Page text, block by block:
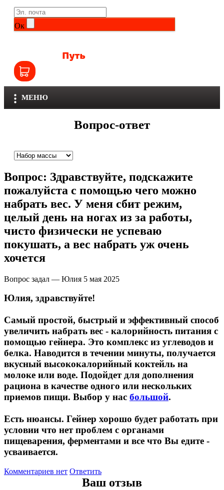
Ок
МЕНЮ
Общие комплексы
Витамины группы B
Витамины для детей
Железо
Кальций
Селен
Здоровье и красота
НАЗАД
Мужское здоровье
Бустеры тестостерона
ЗМА
Антиоксиданты
Борьба со стрессом
НАЗАД
Адаптогены и Ноотропы
Life Extension
NOW
Olimp
Optimum Nutrition
Scitec Nutrition
SNT
Sportinia
Trace Minerals
USN
Vitauct
WTF LABZ
Свой Путь
Вопрос-ответ
Вопрос: Здравствуйте, подскажите
пожалуйста с помощью чего можно
набрать вес. У меня сбит режим,
целый день на ногах из за работы,
чисто физически не успеваю
покушать, а вес набрать уж очень
хочется
Вопрос задал — Юлия 5 мая 2025
Юлия, здравствуйте!
Самый простой, быстрый и эффективный способ
увеличить набрать вес - калорийность питания с
помощью гейнера. Это комплекс из углеводов и
белка. Наводится в течении минуты, получается
вкусный высококалорийный коктейль на
молоке или воде. Подойдет для дополнения
рациона в качестве одного или нескольких
приемов пищи. Выбор у нас большой.
Есть нюансы. Гейнер хорошо будет работать при
условии что нет проблем с органами
пищеварения, ферментами и все что Вы едите -
усваивается.
Комментариев нет Ответить
Ваш отзыв